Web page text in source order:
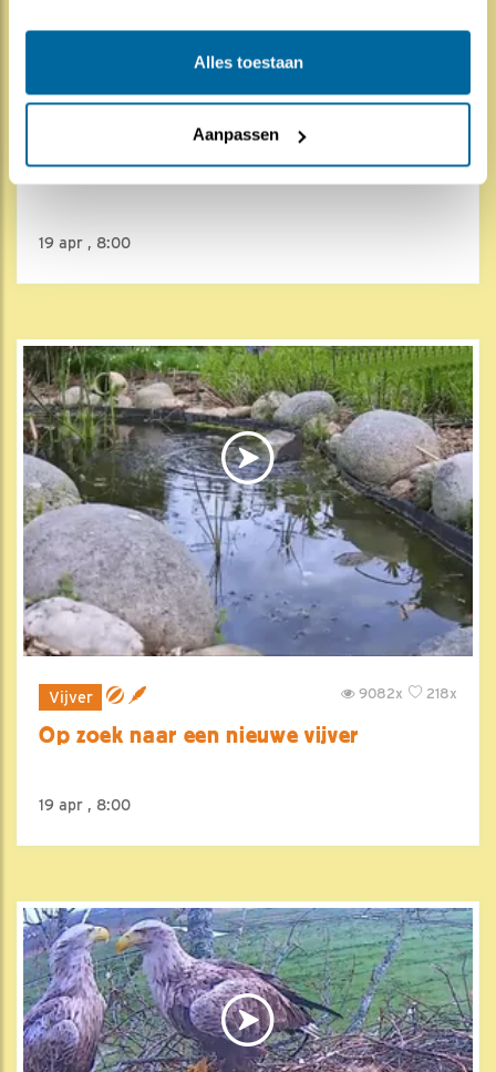
Alles toestaan
Aanpassen
De locatie
19 apr , 8:00
Vijver 218x
9082x
Op zoek naar een nieuwe vijver
19 apr , 8:00